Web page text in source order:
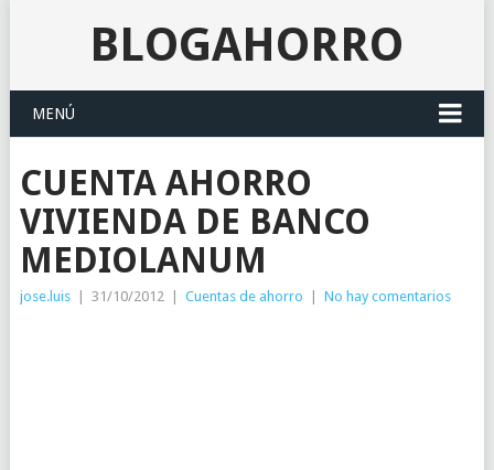
BLOGAHORRO
MENÚ
CUENTA AHORRO
VIVIENDA DE BANCO
MEDIOLANUM
jose.luis 31/10/2012 Cuentas de ahorro No hay comentarios